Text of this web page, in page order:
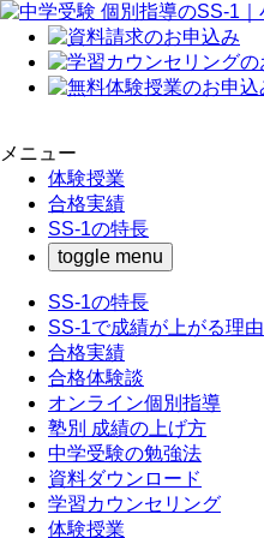
メニュー
体験授業
合格実績
SS-1の特長
toggle menu
SS-1の特長
SS-1で成績が上がる理由
合格実績
合格体験談
オンライン個別指導
塾別 成績の上げ方
中学受験の勉強法
資料ダウンロード
学習カウンセリング
体験授業